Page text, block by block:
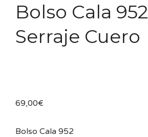
Bolso Cala 952
Serraje Cuero
69,00€
Bolso Cala 952